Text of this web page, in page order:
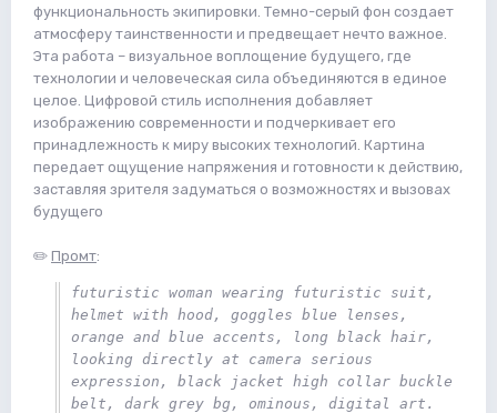
функциональность экипировки. Темно-серый фон создает
атмосферу таинственности и предвещает нечто важное.
Эта работа – визуальное воплощение будущего, где
технологии и человеческая сила объединяются в единое
целое. Цифровой стиль исполнения добавляет
изображению современности и подчеркивает его
принадлежность к миру высоких технологий. Картина
передает ощущение напряжения и готовности к действию,
заставляя зрителя задуматься о возможностях и вызовах
будущего
✏️ Промт:
futuristic woman wearing futuristic suit,
helmet with hood, goggles blue lenses,
orange and blue accents, long black hair,
looking directly at camera serious
expression, black jacket high collar buckle
belt, dark grey bg, ominous, digital art.